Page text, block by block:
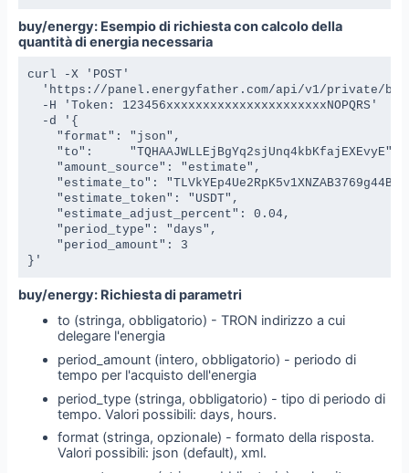
buy/energy: Esempio di richiesta con calcolo della
quantità di energia necessaria
curl -X 'POST'
'https://panel.energyfather.com/api/v1/private/
  -H 'Token: 123456xxxxxxxxxxxxxxxxxxxxxxNOPQRS'
  -d '{
    "format": "json",
    "to":     "TQHAAJWLLEjBgYq2sjUnq4kbKfajEXEvyE",
    "amount_source": "estimate",
"estimate_to":
    "estimate_token": "USDT",
    "estimate_adjust_percent": 0.04,
    "period_type": "days",
    "period_amount": 3
}'
buy/energy: Richiesta di parametri
to (stringa, obbligatorio) - TRON indirizzo a cui
delegare l'energia
period_amount (intero, obbligatorio) - periodo di
tempo per l'acquisto dell'energia
period_type (stringa, obbligatorio) - tipo di periodo di
tempo. Valori possibili: days, hours.
format (stringa, opzionale) - formato della risposta.
Valori possibili: json (default), xml.